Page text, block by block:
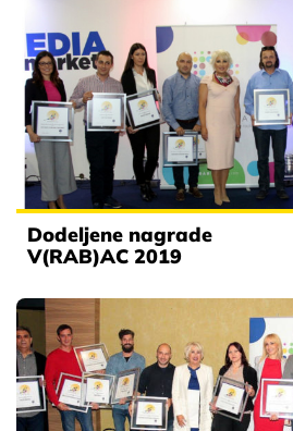
Dodeljene nagrade
V(RAB)AC 2019